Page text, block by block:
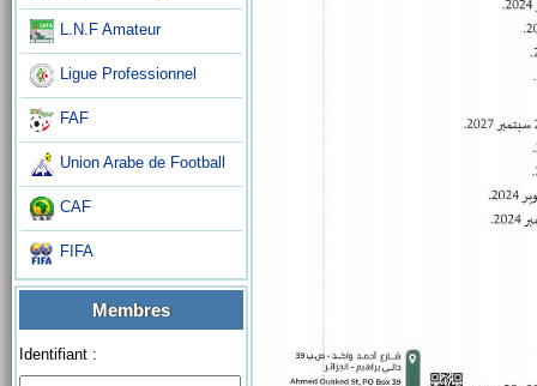
L.N.F Amateur
Ligue Professionnel
FAF
Union Arabe de Football
CAF
FIFA
Membres
Identifiant :